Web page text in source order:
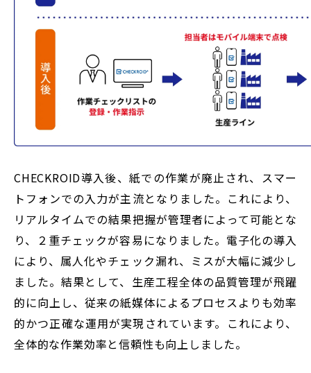
CHECKROID導入後、紙での作業が廃止され、スマー
トフォンでの入力が主流となりました。これにより、
リアルタイムでの結果把握が管理者によって可能とな
り、２重チェックが容易になりました。電子化の導入
により、属人化やチェック漏れ、ミスが大幅に減少し
ました。結果として、生産工程全体の品質管理が飛躍
的に向上し、従来の紙媒体によるプロセスよりも効率
的かつ正確な運用が実現されています。これにより、
全体的な作業効率と信頼性も向上しました。